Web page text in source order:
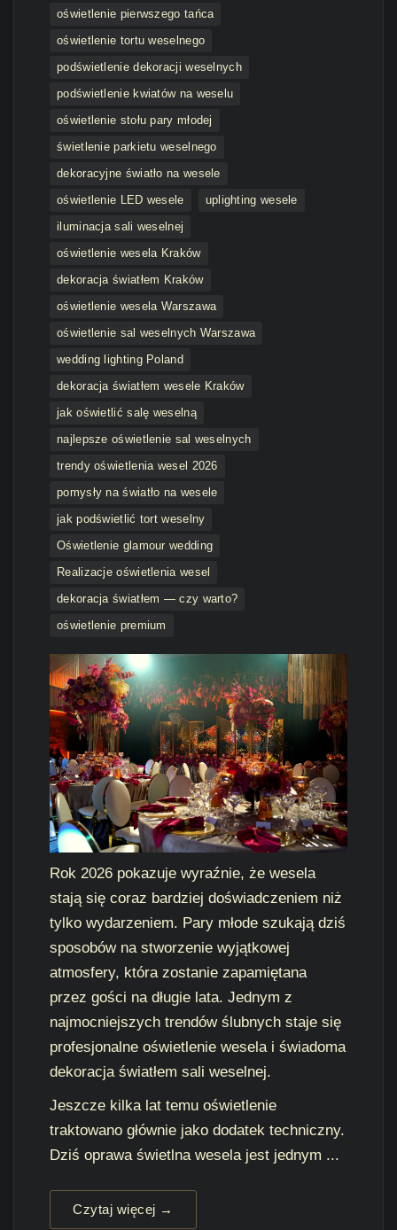
oświetlenie pierwszego tańca
oświetlenie tortu weselnego
podświetlenie dekoracji weselnych
podświetlenie kwiatów na weselu
oświetlenie stołu pary młodej
świetlenie parkietu weselnego
dekoracyjne światło na wesele
oświetlenie LED wesele
uplighting wesele
iluminacja sali weselnej
oświetlenie wesela Kraków
dekoracja światłem Kraków
oświetlenie wesela Warszawa
oświetlenie sal weselnych Warszawa
wedding lighting Poland
dekoracja światłem wesele Kraków
jak oświetlić salę weselną
najlepsze oświetlenie sal weselnych
trendy oświetlenia wesel 2026
pomysły na światło na wesele
jak podświetlić tort weselny
Oświetlenie glamour wedding
Realizacje oświetlenia wesel
dekoracja światłem — czy warto?
oświetlenie premium
Rok 2026 pokazuje wyraźnie, że wesela
stają się coraz bardziej doświadczeniem niż
tylko wydarzeniem. Pary młode szukają dziś
sposobów na stworzenie wyjątkowej
atmosfery, która zostanie zapamiętana
przez gości na długie lata. Jednym z
najmocniejszych trendów ślubnych staje się
profesjonalne oświetlenie wesela i świadoma
dekoracja światłem sali weselnej.
Jeszcze kilka lat temu oświetlenie
traktowano głównie jako dodatek techniczny.
Dziś oprawa świetlna wesela jest jednym ...
Czytaj więcej →